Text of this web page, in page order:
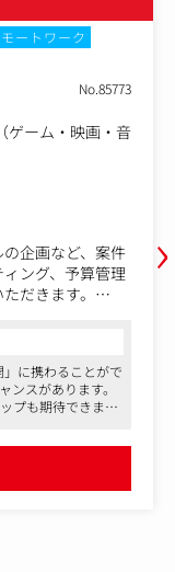
ートワーク
No.85773
ゲーム・映画・音
企画など、案件
ング、予算管理
だきます。
ータリングの手
もぎりの対応な
に携わることがで
ンスがあります。
プも期待できます
談も可能で、ワー
ます
›